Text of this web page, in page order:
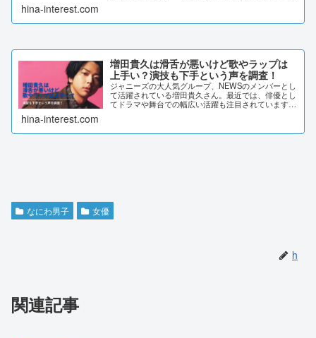
ツ...
hina-interest.com
増田貴久は滑舌が悪いけど歌やラップは
上手い？演技も下手という声を調査！
ジャニーズの大人気グループ、NEWSのメンバーとし
て活躍されている増田貴久さん。最近では、俳優とし
てドラマや舞台での幅広い活躍も注目されています。
hina-interest.com
なにわ男子 女優
h
関連記事